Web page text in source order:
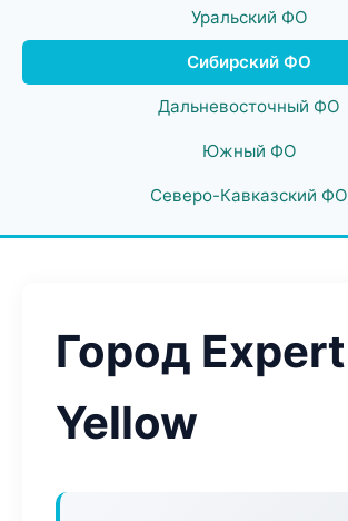
Уральский ФО
Сибирский ФО
Дальневосточный ФО
Южный ФО
Северо-Кавказский ФО
Город Expert
Yellow